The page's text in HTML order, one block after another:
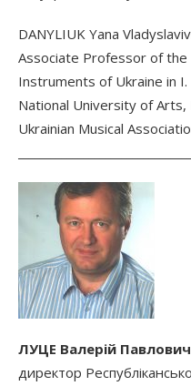
DANYLIUK Yana
Associate Professor of
Instruments of Ukraine in
National University of
Ukrainian Musical
ЛУЦЕ Валерій Павлович
директор